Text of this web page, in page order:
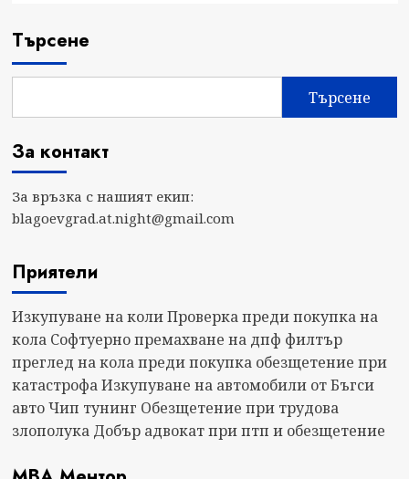
Търсене
Търсене
За контакт
За връзка с нашият екип:
blagoevgrad.at.night@gmail.com
Приятели
Изкупуване на коли Проверка преди покупка на
кола Софтуерно премахване на дпф филтър
преглед на кола преди покупка обезщетение при
катастрофа Изкупуване на автомобили от Бъгси
авто Чип тунинг Обезщетение при трудова
злополука Добър адвокат при птп и обезщетение